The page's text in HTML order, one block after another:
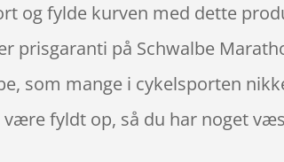
og fylde kurven med dette
prisgaranti på Schwalbe
som mange i cykelsporten
fyldt op, så du har noget